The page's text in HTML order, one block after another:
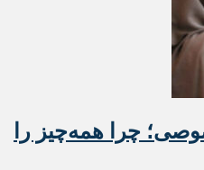
چرا همه‌چیز را